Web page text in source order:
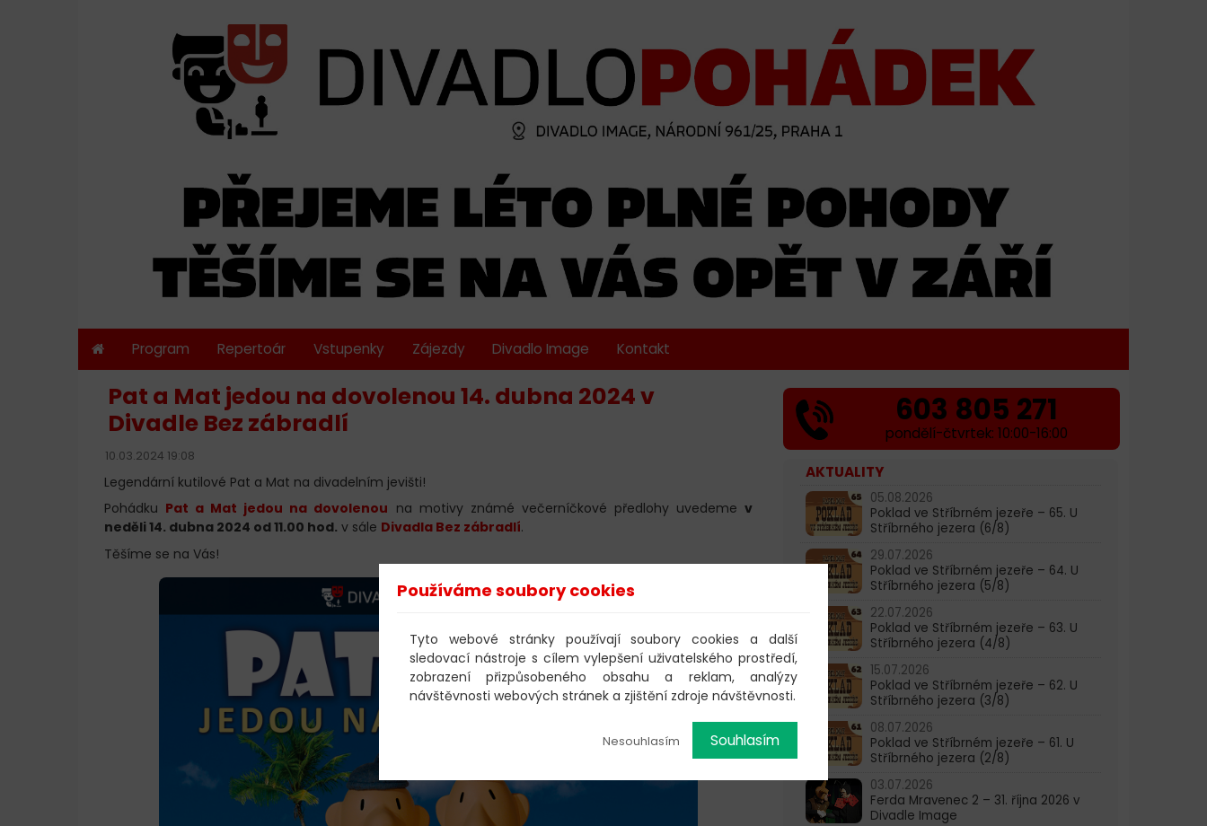
Program Repertoár Vstupenky Zájezdy Divadlo Image Kontakt
Pat a Mat jedou na dovolenou 14. dubna 2024 v
Divadle Bez zábradlí
10.03.2024 19:08
Legendární kutilové Pat a Mat na divadelním jevišti!
Pohádku Pat a Mat jedou na dovolenou na motivy známé večerníčkové předlohy uvedemev
neděli 14. dubna 2024 od 11.00 hod. v sále Divadla Bez zábradlí.
Těšíme se na Vás!
603 805 271
pondělí-čtvrtek: 10:00-16:00
AKTUALITY
05.08.2026
Poklad ve Stříbrném jezeře – 65. U
Stříbrného jezera (6/8)
29.07.2026
Poklad ve Stříbrném jezeře – 64. U
Stříbrného jezera (5/8)
22.07.2026
Poklad ve Stříbrném jezeře – 63. U
Stříbrného jezera (4/8)
15.07.2026
Poklad ve Stříbrném jezeře – 62. U
Stříbrného jezera (3/8)
08.07.2026
Poklad ve Stříbrném jezeře – 61. U
Stříbrného jezera (2/8)
03.07.2026
Ferda Mravenec 2 – 31. října 2026 v
Divadle Image
Používáme soubory cookies
Tyto webové stránky používají soubory cookies a další
sledovací nástroje s cílem vylepšení uživatelského prostředí,
zobrazení přizpůsobeného obsahu a reklam, analýzy
návštěvnosti webových stránek a zjištění zdroje návštěvnosti.
Nesouhlasím Souhlasím